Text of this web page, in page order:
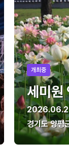
개최중
세미원
경기도 양평